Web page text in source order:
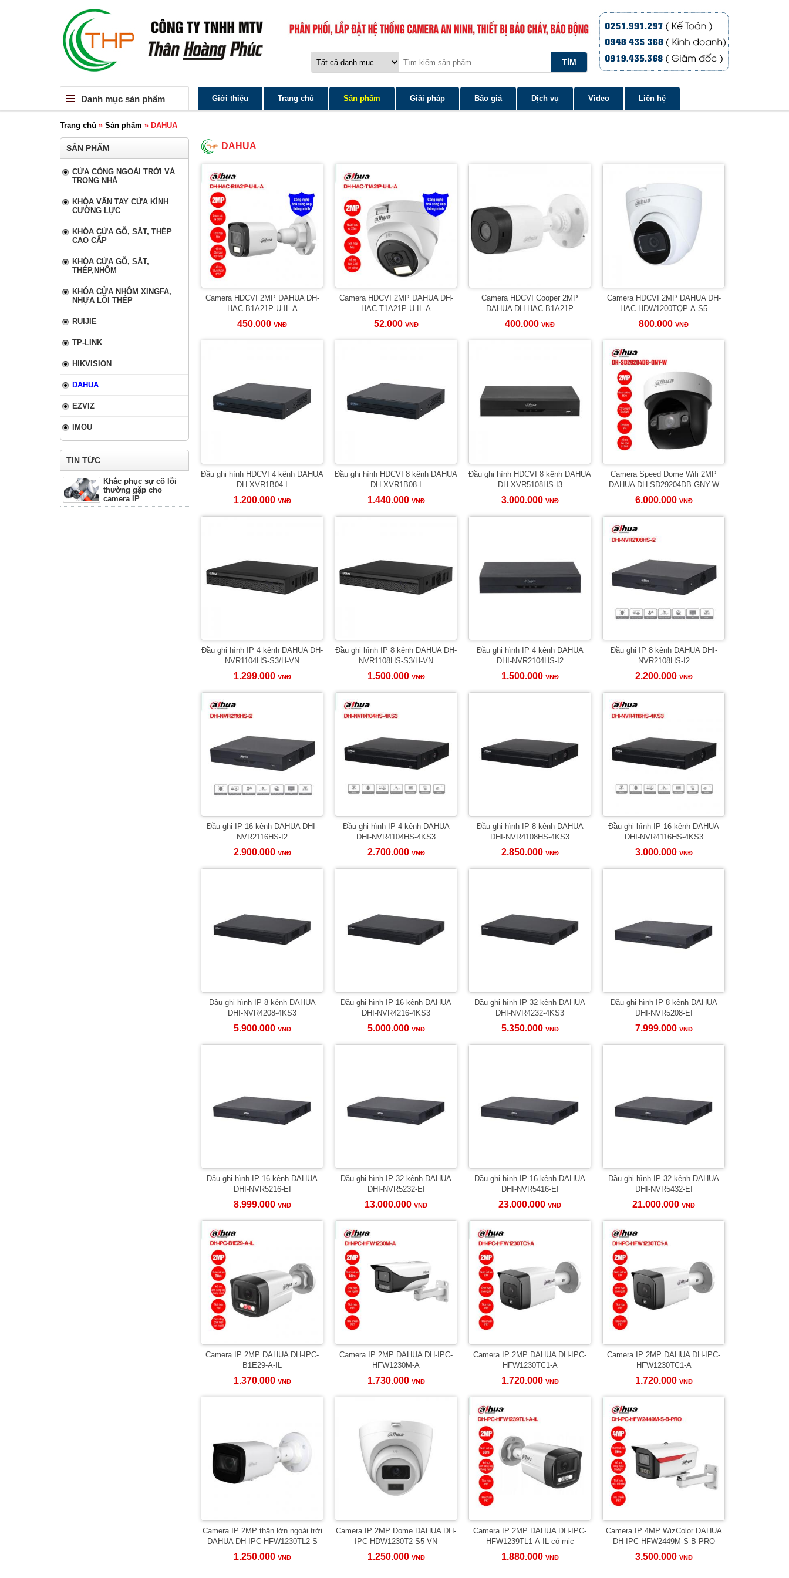
Danh mục sản phẩm Giới thiệu Trang chủ Sản phẩm Giải pháp Báo giá Dịch vụ Video Liên hệ
Trang chủ » Sản phẩm » DAHUA
SẢN PHẨM
CỬA CỔNG NGOÀI TRỜI VÀ
TRONG NHÀ
KHÓA VÂN TAY CỬA KÍNH
CƯỜNG LỰC
KHÓA CỬA GỖ, SẮT, THÉP
CAO CẤP
KHÓA CỬA GỖ, SẮT,
THÉP,NHÔM
KHÓA CỬA NHÔM XINGFA,
NHỰA LÕI THÉP
RUIJIE
TP-LINK
HIKVISION
DAHUA
EZVIZ
IMOU
TIN TỨC
Khắc phục sự cố lỗi
thường gặp cho
camera IP
DAHUA
Camera HDCVI 2MP DAHUA DH-
HAC-B1A21P-U-IL-A
450.000 VNĐ
Camera HDCVI 2MP DAHUA DH-
HAC-T1A21P-U-IL-A
52.000 VNĐ
Camera HDCVI Cooper 2MP
DAHUA DH-HAC-B1A21P
400.000 VNĐ
Camera HDCVI 2MP DAHUA DH-
HAC-HDW1200TQP-A-S5
800.000 VNĐ
Đầu ghi hình HDCVI 4 kênh DAHUA
DH-XVR1B04-I
1.200.000 VNĐ
Đầu ghi hình HDCVI 8 kênh DAHUA
DH-XVR1B08-I
1.440.000 VNĐ
Đầu ghi hình HDCVI 8 kênh DAHUA
DH-XVR5108HS-I3
3.000.000 VNĐ
Camera Speed Dome Wifi 2MP
DAHUA DH-SD29204DB-GNY-W
6.000.000 VNĐ
Đầu ghi hình IP 4 kênh DAHUA DH-
NVR1104HS-S3/H-VN
1.299.000 VNĐ
Đầu ghi hình IP 8 kênh DAHUA DH-
NVR1108HS-S3/H-VN
1.500.000 VNĐ
Đầu ghi hình IP 4 kênh DAHUA
DHI-NVR2104HS-I2
1.500.000 VNĐ
Đầu ghi IP 8 kênh DAHUA DHI-
NVR2108HS-I2
2.200.000 VNĐ
Đầu ghi IP 16 kênh DAHUA DHI-
NVR2116HS-I2
2.900.000 VNĐ
Đầu ghi hình IP 4 kênh DAHUA
DHI-NVR4104HS-4KS3
2.700.000 VNĐ
Đầu ghi hình IP 8 kênh DAHUA
DHI-NVR4108HS-4KS3
2.850.000 VNĐ
Đầu ghi hình IP 16 kênh DAHUA
DHI-NVR4116HS-4KS3
3.000.000 VNĐ
Đầu ghi hình IP 8 kênh DAHUA
DHI-NVR4208-4KS3
5.900.000 VNĐ
Đầu ghi hình IP 16 kênh DAHUA
DHI-NVR4216-4KS3
5.000.000 VNĐ
Đầu ghi hình IP 32 kênh DAHUA
DHI-NVR4232-4KS3
5.350.000 VNĐ
Đầu ghi hình IP 8 kênh DAHUA
DHI-NVR5208-EI
7.999.000 VNĐ
Đầu ghi hình IP 16 kênh DAHUA
DHI-NVR5216-EI
8.999.000 VNĐ
Đầu ghi hình IP 32 kênh DAHUA
DHI-NVR5232-EI
13.000.000 VNĐ
Đầu ghi hình IP 16 kênh DAHUA
DHI-NVR5416-EI
23.000.000 VNĐ
Đầu ghi hình IP 32 kênh DAHUA
DHI-NVR5432-EI
21.000.000 VNĐ
Camera IP 2MP DAHUA DH-IPC-
B1E29-A-IL
1.370.000 VNĐ
Camera IP 2MP DAHUA DH-IPC-
HFW1230M-A
1.730.000 VNĐ
Camera IP 2MP DAHUA DH-IPC-
HFW1230TC1-A
1.720.000 VNĐ
Camera IP 2MP DAHUA DH-IPC-
HFW1230TC1-A
1.720.000 VNĐ
Camera IP 2MP thân lớn ngoài trời
DAHUA DH-IPC-HFW1230TL2-S
1.250.000 VNĐ
Camera IP 2MP Dome DAHUA DH-
IPC-HDW1230T2-S5-VN
1.250.000 VNĐ
Camera IP 2MP DAHUA DH-IPC-
HFW1239TL1-A-IL có mic
1.880.000 VNĐ
Camera IP 4MP WizColor DAHUA
DH-IPC-HFW2449M-S-B-PRO
3.500.000 VNĐ